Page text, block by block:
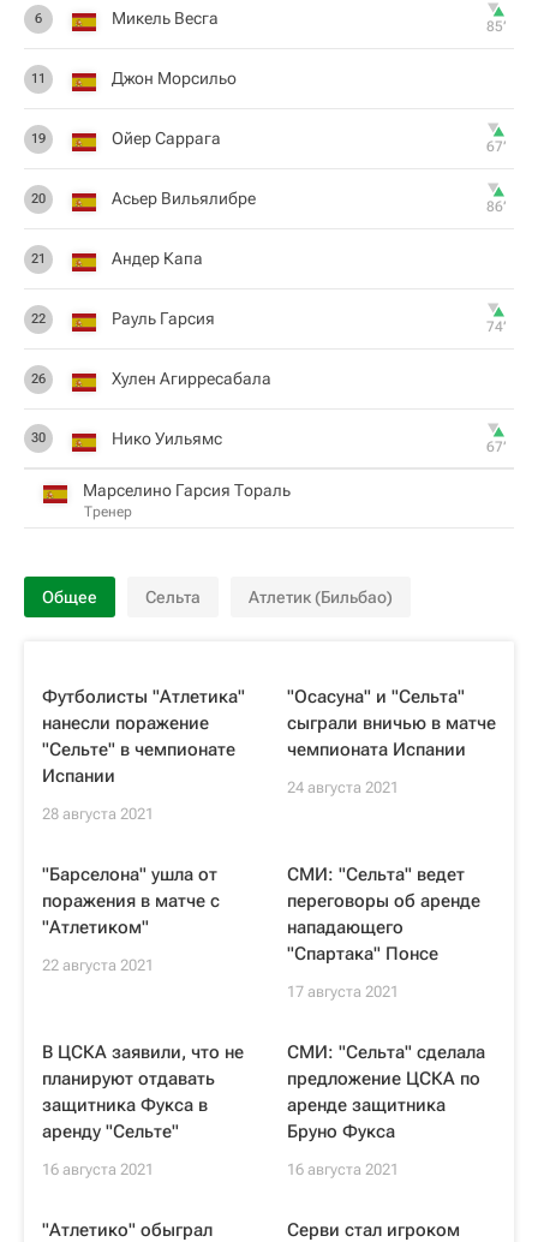
6 Микель Весга 85‎’‎
11 Джон Морсильо
19 Ойер Саррага 67‎’‎
20 Асьер Вильялибре 86‎’‎
21 Андер Капа
22 Рауль Гарсия 74‎’‎
26 Хулен Агирресабала
30 Нико Уильямс 67‎’‎
Марселино Гарсия Тораль
Тренер
Общее Сельта Атлетик (Бильбао)
Футболисты "Атлетика"
нанесли поражение
"Сельте" в чемпионате
Испании
28 августа 2021
"Осасуна" и "Сельта"
сыграли вничью в матче
чемпионата Испании
24 августа 2021
"Барселона" ушла от
поражения в матче с
"Атлетиком"
22 августа 2021
СМИ: "Сельта" ведет
переговоры об аренде
нападающего
"Спартака" Понсе
17 августа 2021
В ЦСКА заявили, что не
планируют отдавать
защитника Фукса в
аренду "Сельте"
16 августа 2021
СМИ: "Сельта" сделала
предложение ЦСКА по
аренде защитника
Бруно Фукса
16 августа 2021
"Атлетико" обыграл
Серви стал игроком